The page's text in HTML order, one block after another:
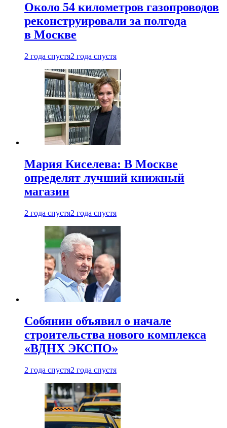
Около 54 километров газопроводов
реконструировали за полгода
в Москве
2 года спустя2 года спустя
Мария Киселева: В Москве
определят лучший книжный
магазин
2 года спустя2 года спустя
Собянин объявил о начале
строительства нового комплекса
«ВДНХ ЭКСПО»
2 года спустя2 года спустя